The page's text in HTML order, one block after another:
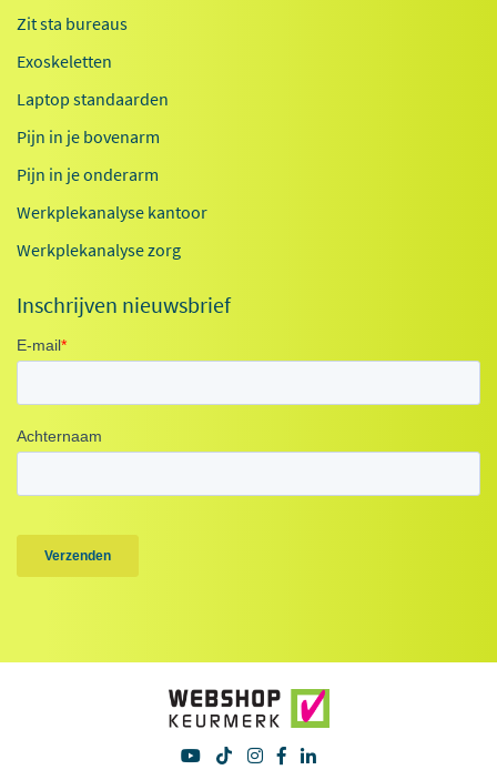
Zit sta bureaus
Exoskeletten
Laptop standaarden
Pijn in je bovenarm
Pijn in je onderarm
Werkplekanalyse kantoor
Werkplekanalyse zorg
Inschrijven nieuwsbrief